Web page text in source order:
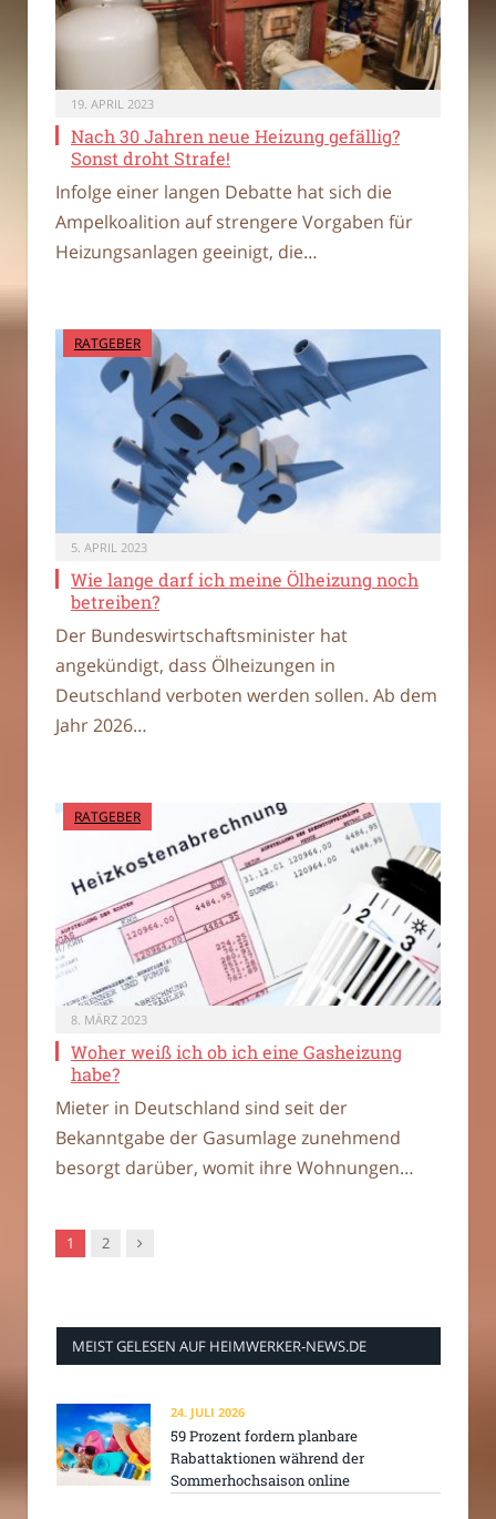
19. APRIL 2023
Nach 30 Jahren neue Heizung gefällig?
Sonst droht Strafe!
Infolge einer langen Debatte hat sich die
Ampelkoalition auf strengere Vorgaben für
Heizungsanlagen geeinigt, die…
RATGEBER
5. APRIL 2023
Wie lange darf ich meine Ölheizung noch
betreiben?
Der Bundeswirtschaftsminister hat
angekündigt, dass Ölheizungen in
Deutschland verboten werden sollen. Ab dem
Jahr 2026…
RATGEBER
8. MÄRZ 2023
Woher weiß ich ob ich eine Gasheizung
habe?
Mieter in Deutschland sind seit der
Bekanntgabe der Gasumlage zunehmend
besorgt darüber, womit ihre Wohnungen…
1 2 Nachfolger
MEIST GELESEN AUF HEIMWERKER-NEWS.DE
24. JULI 2026
59 Prozent fordern planbare
Rabattaktionen während der
Sommerhochsaison online